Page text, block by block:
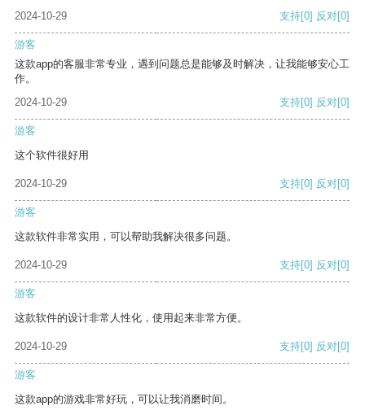
2024-10-29
支持[0] 反对[0]
游客
这款app的客服非常专业，遇到问题总是能够及时解决，让我能够安心工
作。
2024-10-29
支持[0] 反对[0]
游客
这个软件很好用
2024-10-29 支持[0] 反对[0]
游客
这款软件非常实用，可以帮助我解决很多问题。
2024-10-29 支持[0] 反对[0]
游客
这款软件的设计非常人性化，使用起来非常方便。
2024-10-29 支持[0] 反对[0]
游客
这款app的游戏非常好玩，可以让我消磨时间。